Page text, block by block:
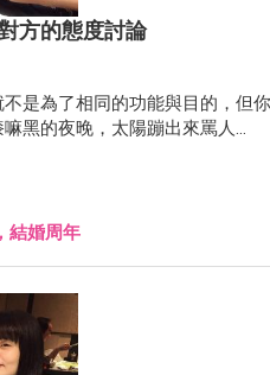
方的態度討論
是為了相同的功能與目的，但
黑的夜晚，太陽蹦出來罵人…
結婚周年